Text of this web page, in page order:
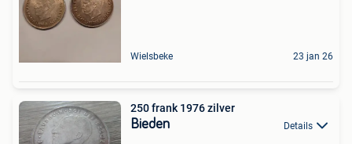
Wielsbeke 23 jan 26
250 frank 1976 zilver
Bieden Details